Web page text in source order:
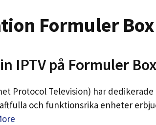
Formuler Box
IPTV på Formuler Box
Protocol Television) har
och funktionsrika enheter